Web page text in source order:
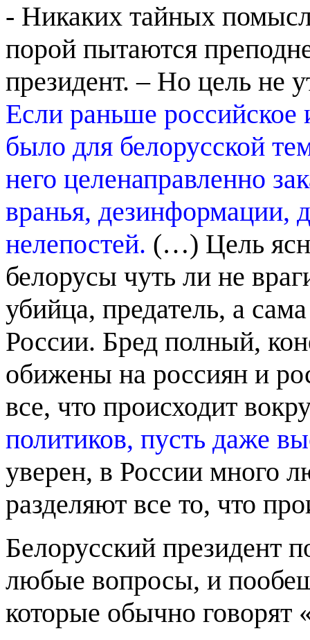
- Никаких тайных
порой пытаются
президент. – Но цель не
Если раньше
было для белорусской
него целенаправленно
вранья, дезинформации,
нелепостей. (…) Цель
белорусы чуть ли не
убийца, предатель, а
России. Бред полный,
обижены на россиян и
все, что происходит
политиков, пусть даже
уверен, в России много
разделяют все то, что
Белорусский президент
любые вопросы, и
которые обычно говорят